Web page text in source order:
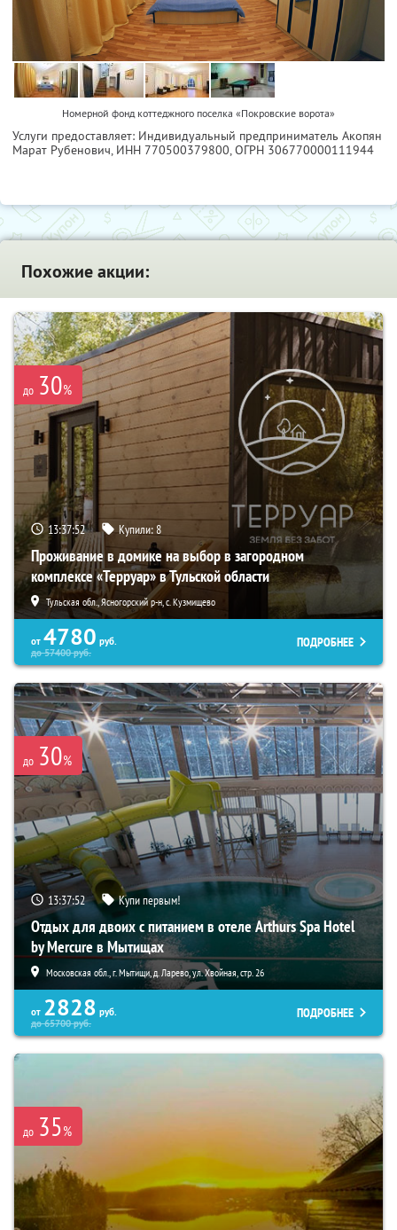
Номерной фонд коттеджного поселка «Покровские ворота»
Услуги предоставляет: Индивидуальный предприниматель Акопян
Марат Рубенович, ИНН 770500379800, ОГРН 306770000111944
Похожие акции:
до 30%
13:37:51 Купили:8
Проживание в домике на выбор в загородном
комплексе «Терруар» в Тульской области
Тульская обл., Ясногорский р-н, с. Кузмищево
от 4780 руб.
до57400руб.
ПОДРОБНЕЕ
до 30%
13:37:51 Купи первым!
Отдых для двоих с питанием в отеле Arthurs Spa Hotel
by Mercure в Мытищах
Московская обл., г. Мытищи, д. Ларево, ул. Хвойная, стр. 26
от 2828 руб.
до65700руб.
ПОДРОБНЕЕ
до 35%